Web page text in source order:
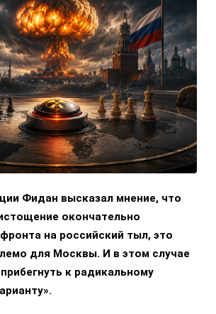
Фидан высказал мнение, что
окончательно
на российский тыл, это
для Москвы. И в этом случае
к радикальному